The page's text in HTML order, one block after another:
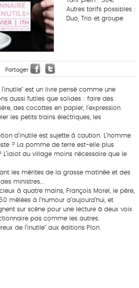
Autres tarifs possibles :
Duo, Trio et groupe
Partager
est un livre pensé comme une
aussi futiles que solides : faire des
des cocottes en papier, l’expression
les petits trains électriques, les
d’inutile est sujette à caution. L’homme
? La pomme de terre est-elle plus
du village moins nécessaire que le
les mérites de la grasse matinée et des
ministres...
à quatre mains, François Morel, le père,
mêlées à l’humour d’aujourd’hui, et
sur scène pour une lecture à deux voix
pas comme les autres.
de l’inutile" aux éditions Plon.